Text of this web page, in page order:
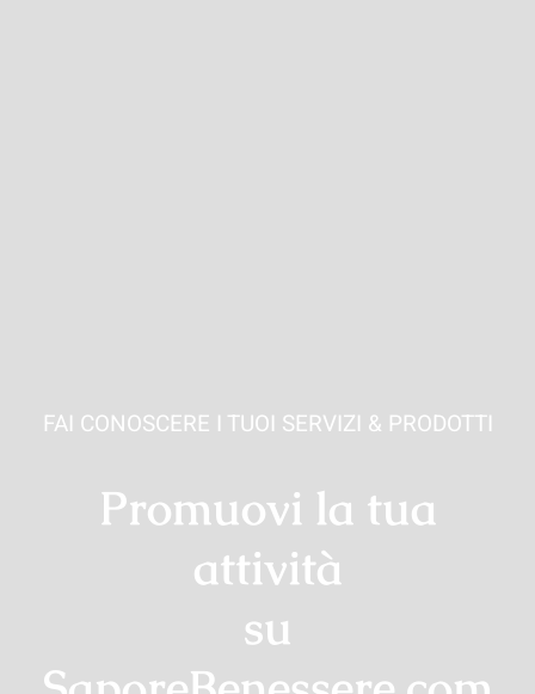
FAI CONOSCERE I TUOI SERVIZI & PRODOTTI
Promuovi la tua
attività
su